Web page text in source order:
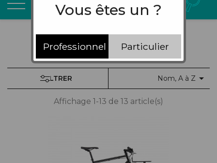
Nom, A à Z 
FILTRER
Affichage 1-13 de 13 article(s)
Vous êtes un ?
Professionnel Particulier